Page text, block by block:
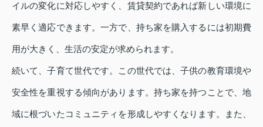
イルの変化に対応しやすく、賃貸契約であれば新しい環境に
素早く適応できます。一方で、持ち家を購入するには初期費
用が大きく、生活の安定が求められます。
続いて、子育て世代です。この世代では、子供の教育環境や
安全性を重視する傾向があります。持ち家を持つことで、地
域に根づいたコミュニティを形成しやすくなります。また、